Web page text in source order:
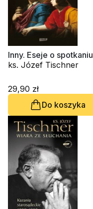
Inny. Eseje o spotkaniu
ks. Józef Tischner
29,90 zł
Do koszyka